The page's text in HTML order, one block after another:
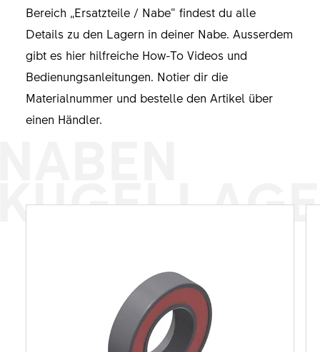
Bereich „Ersatzteile / Nabe“ findest du alle
Details zu den Lagern in deiner Nabe. Ausserdem
gibt es hier hilfreiche How-To Videos und
Bedienungsanleitungen. Notier dir die
Materialnummer und bestelle den Artikel über
einen Händler.